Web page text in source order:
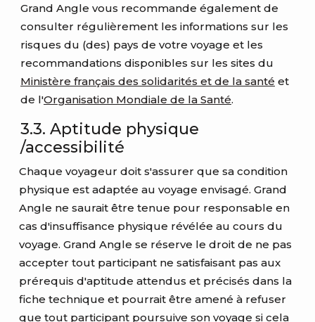
Grand Angle vous recommande également de
consulter régulièrement les informations sur les
risques du (des) pays de votre voyage et les
recommandations disponibles sur les sites du
Ministère français des solidarités et de la santé et
de l'Organisation Mondiale de la Santé.
3.3. Aptitude physique
/accessibilité
Chaque voyageur doit s'assurer que sa condition
physique est adaptée au voyage envisagé. Grand
Angle ne saurait être tenue pour responsable en
cas d'insuffisance physique révélée au cours du
voyage. Grand Angle se réserve le droit de ne pas
accepter tout participant ne satisfaisant pas aux
prérequis d'aptitude attendus et précisés dans la
fiche technique et pourrait être amené à refuser
que tout participant poursuive son voyage si cela